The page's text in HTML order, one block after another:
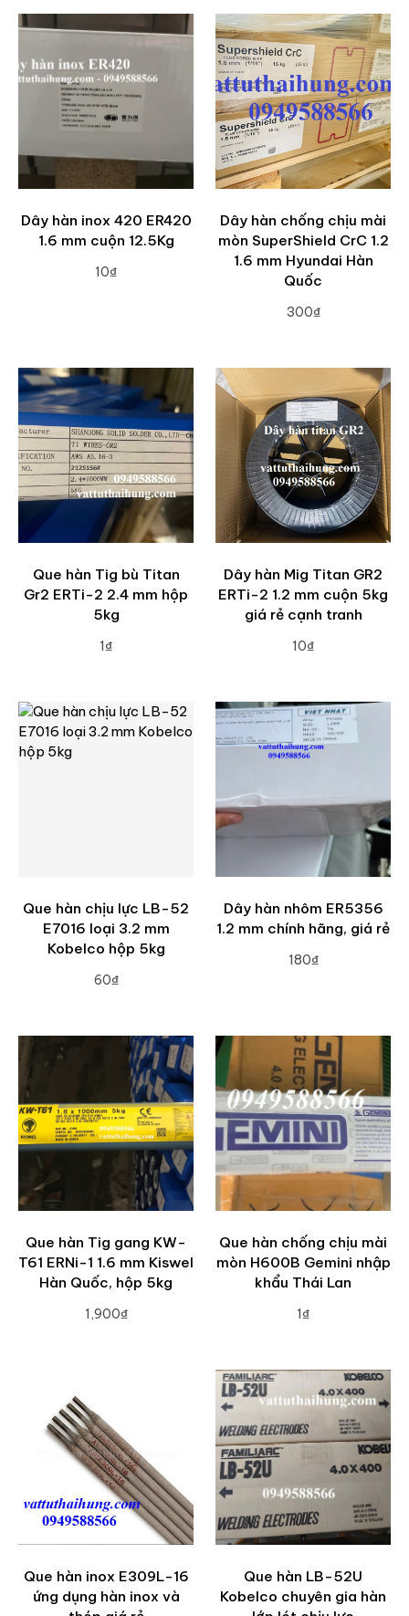
Dây hàn inox 420 ER420
1.6 mm cuộn 12.5Kg
10₫
Dây hàn chống chịu mài
mòn SuperShield CrC 1.2
1.6 mm Hyundai Hàn
Quốc
300₫
Que hàn Tig bù Titan
Gr2 ERTi-2 2.4 mm hộp
5kg
1₫
Dây hàn Mig Titan GR2
ERTi-2 1.2 mm cuộn 5kg
giá rẻ cạnh tranh
10₫
Que hàn chịu lực LB-52
E7016 loại 3.2 mm
Kobelco hộp 5kg
60₫
Dây hàn nhôm ER5356
1.2 mm chính hãng, giá rẻ
180₫
Que hàn Tig gang KW-
T61 ERNi-1 1.6 mm Kiswel
Hàn Quốc, hộp 5kg
1,900₫
Que hàn chống chịu mài
mòn H600B Gemini nhập
khẩu Thái Lan
1₫
Que hàn inox E309L-16
ứng dụng hàn inox và
Que hàn LB-52U
Kobelco chuyên gia hàn